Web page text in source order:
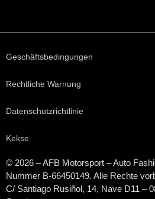
Geschäftsbedingungen
Rechtliche Warnung
Datenschutzrichtlinie
Kekse
© 2026 – AFB Motorsport – Auto
Nummer B-66450149. Alle Rechte
C/ Santiago Rusiñol, 14, Nave D11 –